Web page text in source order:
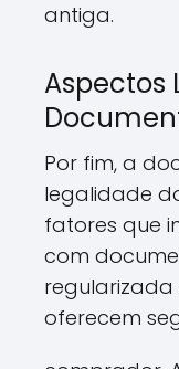
antiga.
Aspectos
Por fim, a
legalidade
fatores que
com
regularizada
oferecem